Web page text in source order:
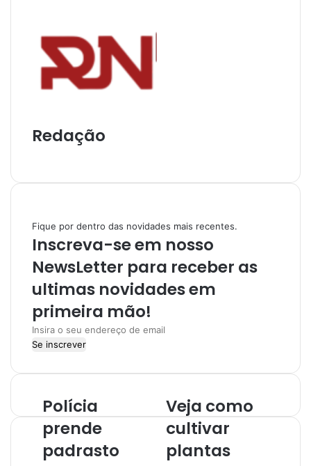
Redação
s
g
r
m
Fique por dentro das novidades mais recentes.
Inscreva-se em nosso
NewsLetter para receber as
ultimas novidades em
primeira mão!
I
n
i
o Polícia
prende
padrasto
Veja como
cultivar
plantas